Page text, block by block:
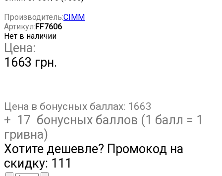
Производитель:CIMM
Артикул: FF7606
Нет в наличии
Цена:
1663 грн.
Цена в бонусных баллах: 1663
+ 17 бонусных баллов (1 балл = 1
гривна)
Хотите дешевле? Промокод на
скидку: 111